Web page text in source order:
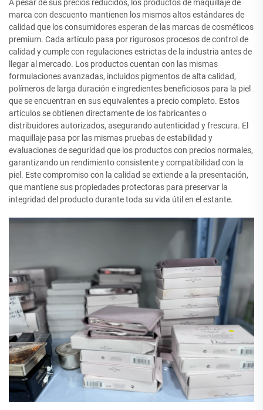
A pesar de sus precios reducidos, los productos de maquillaje de
marca con descuento mantienen los mismos altos estándares de
calidad que los consumidores esperan de las marcas de cosméticos
premium. Cada artículo pasa por rigurosos procesos de control de
calidad y cumple con regulaciones estrictas de la industria antes de
llegar al mercado. Los productos cuentan con las mismas
formulaciones avanzadas, incluidos pigmentos de alta calidad,
polímeros de larga duración e ingredientes beneficiosos para la piel
que se encuentran en sus equivalentes a precio completo. Estos
artículos se obtienen directamente de los fabricantes o
distribuidores autorizados, asegurando autenticidad y frescura. El
maquillaje pasa por las mismas pruebas de estabilidad y
evaluaciones de seguridad que los productos con precios normales,
garantizando un rendimiento consistente y compatibilidad con la
piel. Este compromiso con la calidad se extiende a la presentación,
que mantiene sus propiedades protectoras para preservar la
integridad del producto durante toda su vida útil en el estante.